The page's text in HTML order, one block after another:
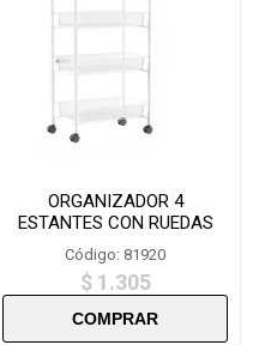
ORGANIZADOR 4
ESTANTES CON RUEDAS
ZWJ4
Código: 81920
$ 1.305